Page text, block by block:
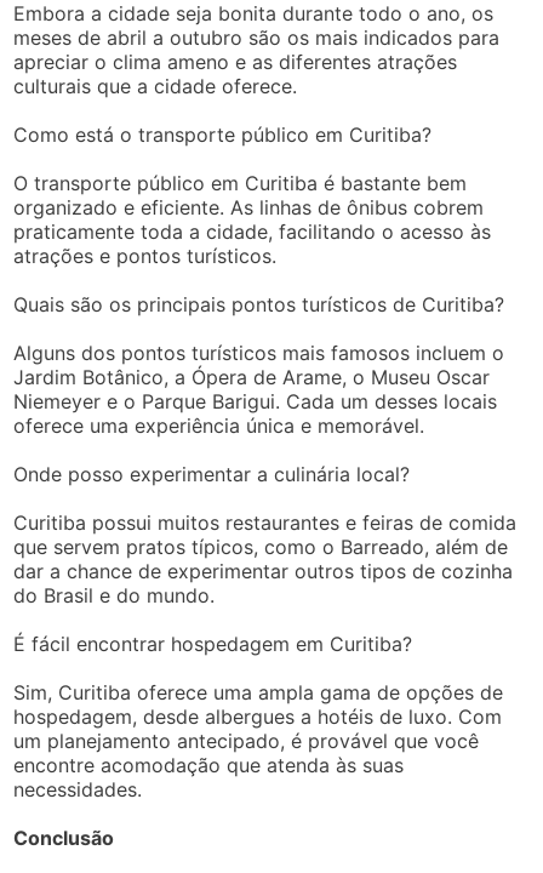
Embora a cidade seja bonita durante todo o ano, os
meses de abril a outubro são os mais indicados para
apreciar o clima ameno e as diferentes atrações
culturais que a cidade oferece.
Como está o transporte público em Curitiba?
O transporte público em Curitiba é bastante bem
organizado e eficiente. As linhas de ônibus cobrem
praticamente toda a cidade, facilitando o acesso às
atrações e pontos turísticos.
Quais são os principais pontos turísticos de Curitiba?
Alguns dos pontos turísticos mais famosos incluem o
Jardim Botânico, a Ópera de Arame, o Museu Oscar
Niemeyer e o Parque Barigui. Cada um desses locais
oferece uma experiência única e memorável.
Onde posso experimentar a culinária local?
Curitiba possui muitos restaurantes e feiras de comida
que servem pratos típicos, como o Barreado, além de
dar a chance de experimentar outros tipos de cozinha
do Brasil e do mundo.
É fácil encontrar hospedagem em Curitiba?
Sim, Curitiba oferece uma ampla gama de opções de
hospedagem, desde albergues a hotéis de luxo. Com
um planejamento antecipado, é provável que você
encontre acomodação que atenda às suas
necessidades.
Conclusão